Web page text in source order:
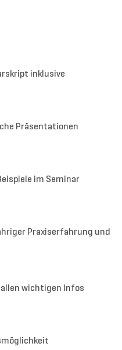
inklusive
Präsentationen
im Seminar
Praxiserfahrung und
wichtigen Infos